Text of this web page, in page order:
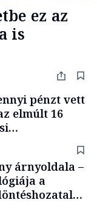
ez az
is
pénzt vett
elmúlt 16
árnyoldala –
a